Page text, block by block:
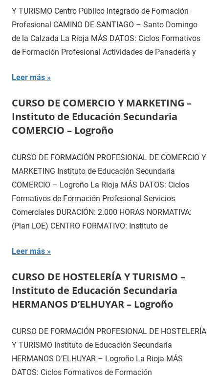
Y TURISMO Centro Público Integrado de Formación
Profesional CAMINO DE SANTIAGO – Santo Domingo
de la Calzada La Rioja MÁS DATOS: Ciclos Formativos
de Formación Profesional Actividades de Panadería y
Leer más
CURSO DE COMERCIO Y MARKETING –
Instituto de Educación Secundaria
COMERCIO – Logroño
CURSO DE FORMACIÓN PROFESIONAL DE COMERCIO Y
MARKETING Instituto de Educación Secundaria
COMERCIO – Logroño La Rioja MÁS DATOS: Ciclos
Formativos de Formación Profesional Servicios
Comerciales DURACIÓN: 2.000 HORAS NORMATIVA:
(Plan LOE) CENTRO FORMATIVO: Instituto de
Leer más
CURSO DE HOSTELERÍA Y TURISMO –
Instituto de Educación Secundaria
HERMANOS D’ELHUYAR – Logroño
CURSO DE FORMACIÓN PROFESIONAL DE HOSTELERÍA
Y TURISMO Instituto de Educación Secundaria
HERMANOS D’ELHUYAR – Logroño La Rioja MÁS
DATOS: Ciclos Formativos de Formación